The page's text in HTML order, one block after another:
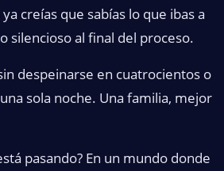
creías que sabías lo que ibas a
silencioso al final del proceso.
despeinarse en cuatrocientos o
sola noche. Una familia, mejor
pasando? En un mundo donde